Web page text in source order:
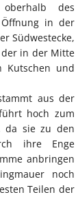
des
in der
Südwestecke,
der in der Mitte
Kutschen und
aus der
hoch zum
da sie zu den
ihre Enge
anbringen
noch
Teilen der